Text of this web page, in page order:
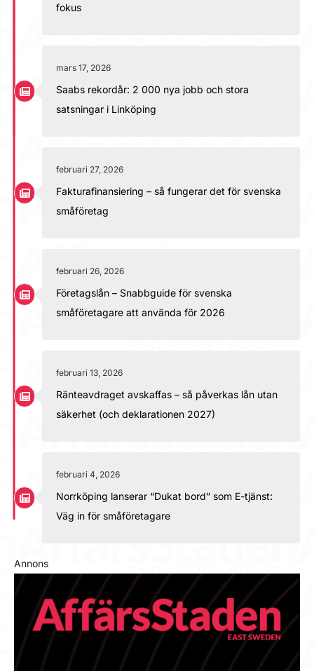
fokus
mars 17, 2026
Saabs rekordår: 2 000 nya jobb och stora
satsningar i Linköping
februari 27, 2026
Fakturafinansiering – så fungerar det för svenska
småföretag
februari 26, 2026
Företagslån – Snabbguide för svenska
småföretagare att använda för 2026
februari 13, 2026
Ränteavdraget avskaffas – så påverkas lån utan
säkerhet (och deklarationen 2027)
februari 4, 2026
Norrköping lanserar “Dukat bord” som E-tjänst:
Väg in för småföretagare
Annons